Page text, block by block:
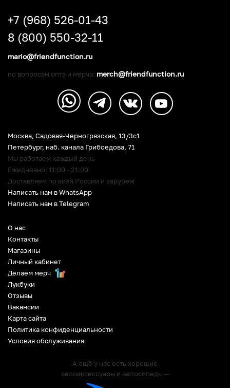
О нас
Контакты
Магазины
Личный кабинет
Делаем мерч
Лукбуки
Отзывы
Вакансии
Карта сайта
Политика конфиденциальности
Условия обслуживания
А ещё у нас есть хорошие
велоаксессуары и велосипеды —
Москва, Садовая-Черногрязская, 13/3c1
Петербург, наб. канала Грибоедова, 71
Мы работаем каждый день
Ежедневно: 11:00 - 21:00
Доставляем по всей России и зарубеж
Написать нам в WhatsApp
Написать нам в Telegram
+7 (968) 526-01-43
8 (800) 550-32-11
mario@friendfunction.ru
по вопросам опта и мерча: merch@friendfunction.ru